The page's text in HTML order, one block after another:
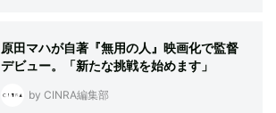
原田マハが自著『無用の人』映画化で監督
デビュー。「新たな挑戦を始めます」
by CINRA編集部